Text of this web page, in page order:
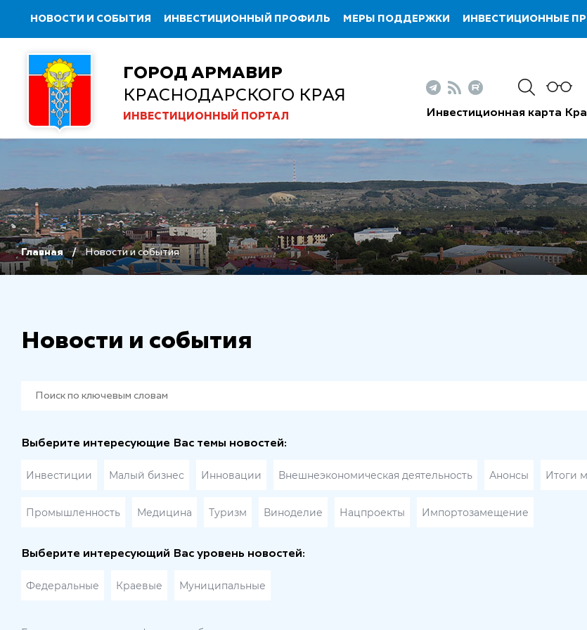
НОВОСТИ И СОБЫТИЯ ИНВЕСТИЦИОННЫЙ ПРОФИЛЬ МЕРЫ ПОДДЕРЖКИ ИНВЕСТИЦИОННЫЕ
ГОРОД АРМАВИР
КРАСНОДАРСКОГО КРАЯ
ИНВЕСТИЦИОННЫЙ ПОРТАЛ Инвестиционная карта
Главная Новости и события
Новости и события
Выберите интересующие Вас темы новостей:
Инвестиции Малый бизнес Инновации Внешнеэкономическая деятельность Анонсы Итоги
Промышленность Медицина Туризм Виноделие Нацпроекты Импортозамещение
Выберите интересующий Вас уровень новостей:
Федеральные Краевые Муниципальные